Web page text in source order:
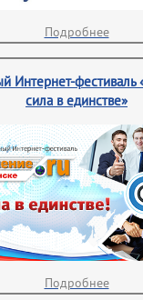
Подробнее
Интернет-фестиваль
сила в единстве»
Подробнее